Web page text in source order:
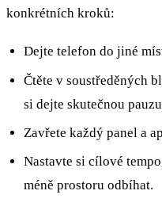
konkrétních kroků:
Dejte telefon do jiné
Čtěte v soustředěných
si dejte skutečnou
Zavřete každý panel a
Nastavte si cílové
méně prostoru odbíhat.